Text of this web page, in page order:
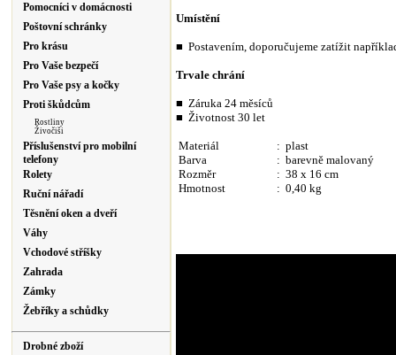
Pomocníci v domácnosti
Poštovní schránky
Pro krásu
Pro Vaše bezpečí
Pro Vaše psy a kočky
Proti škůdcům
Rostliny
Živočiši
Příslušenství pro mobilní
telefony
Rolety
Ruční nářadí
Těsnění oken a dveří
Váhy
Vchodové stříšky
Zahrada
Zámky
Žebříky a schůdky
Drobné zboží
Umístění
■ Postavením, doporučujeme zatížit
Trvale chrání
■ Záruka 24 měsíců
■ Životnost 30 let
Materiál
Barva
Rozměr
Hmotnost
: plast
: barevně malovaný
: 38 x 16 cm
: 0,40 kg